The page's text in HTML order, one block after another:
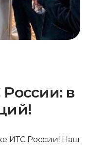
в
ИТС России! Наш